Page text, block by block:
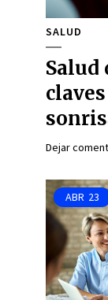
SALUD
Salud
Dejar
ABR 23